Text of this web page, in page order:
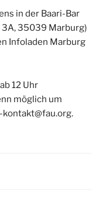
in der Baari-Bar
35039 Marburg)
Infoladen Marburg
12 Uhr
möglich um